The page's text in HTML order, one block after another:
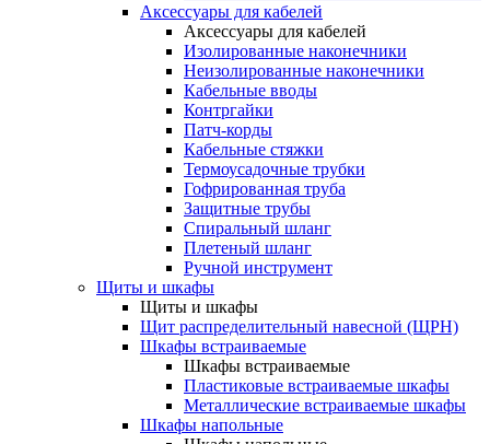
Аксессуары для кабелей
Аксессуары для кабелей
Изолированные наконечники
Неизолированные наконечники
Кабельные вводы
Контргайки
Патч-корды
Кабельные стяжки
Термоусадочные трубки
Гофрированная труба
Защитные трубы
Спиральный шланг
Плетеный шланг
Ручной инструмент
Щиты и шкафы
Щиты и шкафы
Щит распределительный навесной (ЩРН)
Шкафы встраиваемые
Шкафы встраиваемые
Пластиковые встраиваемые шкафы
Металлические встраиваемые шкафы
Шкафы напольные